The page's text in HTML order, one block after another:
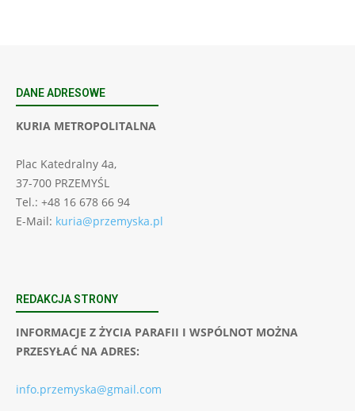
DANE ADRESOWE
KURIA METROPOLITALNA
Plac Katedralny 4a,
37-700 PRZEMYŚL
Tel.: +48 16 678 66 94
E-Mail: kuria@przemyska.pl
REDAKCJA STRONY
INFORMACJE Z ŻYCIA PARAFII I WSPÓLNOT MOŻNA
PRZESYŁAĆ NA ADRES:
info.przemyska@gmail.com